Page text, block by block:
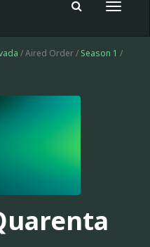
Toggle
/ Aired Order / Season 1 /